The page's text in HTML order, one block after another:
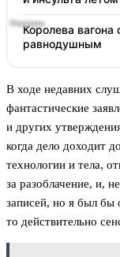
Королева вагона
равнодушным
В ходе недавних
фантастические
и других
когда дело доходит
технологии и тела,
за разоблачение, и,
записей, но я был бы
то действительно